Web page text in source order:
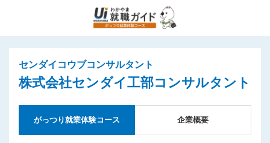
センダイコウブコンサルタント
株式会社センダイ工部コンサルタント
がっつり就業体験コース 企業概要